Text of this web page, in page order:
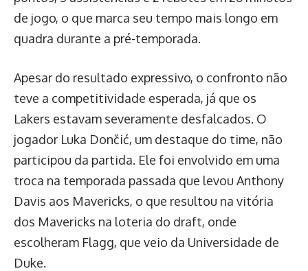
de jogo, o que marca seu tempo mais longo em
quadra durante a pré-temporada.
Apesar do resultado expressivo, o confronto não
teve a competitividade esperada, já que os
Lakers estavam severamente desfalcados. O
jogador Luka Dončić, um destaque do time, não
participou da partida. Ele foi envolvido em uma
troca na temporada passada que levou Anthony
Davis aos Mavericks, o que resultou na vitória
dos Mavericks na loteria do draft, onde
escolheram Flagg, que veio da Universidade de
Duke.